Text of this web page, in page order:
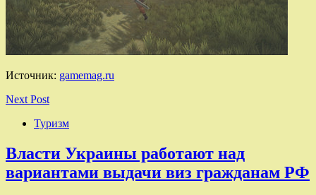
Источник: gamemag.ru
Next Post
Туризм
Власти Украины работают над
вариантами выдачи виз гражданам РФ